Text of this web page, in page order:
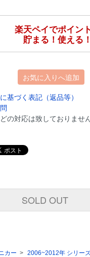
お気に入りへ追加
基づく表記（返品等）
の対応は致しておりませ
SOLD OUT
カー > 2006~2012年 シリー